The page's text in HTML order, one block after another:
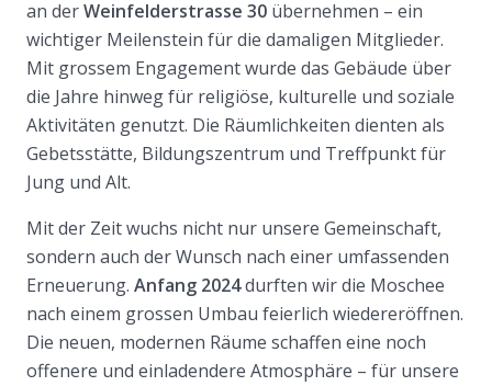
an derWeinfelderstrasse 30 übernehmen – ein
wichtiger Meilenstein für die damaligen Mitglieder.
Mit grossem Engagement wurde das Gebäude über
die Jahre hinweg für religiöse, kulturelle und soziale
Aktivitäten genutzt. Die Räumlichkeiten dienten als
Gebetsstätte, Bildungszentrum und Treffpunkt für
Jung und Alt.
Mit der Zeit wuchs nicht nur unsere Gemeinschaft,
sondern auch der Wunsch nach einer umfassenden
Erneuerung. Anfang 2024durften wir die Moschee
nach einem grossen Umbau feierlich wiedereröffnen.
Die neuen, modernen Räume schaffen eine noch
offenere und einladendere Atmosphäre – für unsere